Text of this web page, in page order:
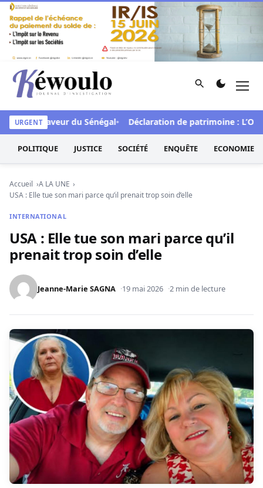
Aller au contenu
Kéwoulo, le premier site d'information et d'investigation
Rechercher
URGENT
en faveur du Sénégal Déclaration de patrimoine :
POLITIQUE JUSTICE SOCIÉTÉ ENQUÊTE ECONOMIE
Accueil
A LA UNE
USA : Elle tue son mari parce qu’il prenait trop soin d’elle
INTERNATIONAL
USA : Elle tue son mari parce qu’il
prenait trop soin d’elle
Jeanne-Marie SAGNA 19 mai 2026 2 min de lecture